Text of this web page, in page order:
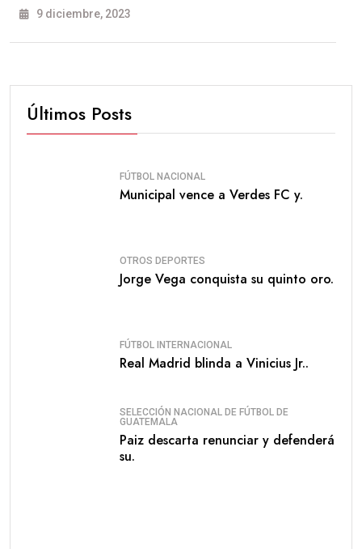
9 diciembre, 2023
Últimos Posts
FÚTBOL NACIONAL
Municipal vence a Verdes FC y.
OTROS DEPORTES
Jorge Vega conquista su quinto oro.
FÚTBOL INTERNACIONAL
Real Madrid blinda a Vinicius Jr..
SELECCIÓN NACIONAL DE FÚTBOL DE
GUATEMALA
Paiz descarta renunciar y defenderá
su.